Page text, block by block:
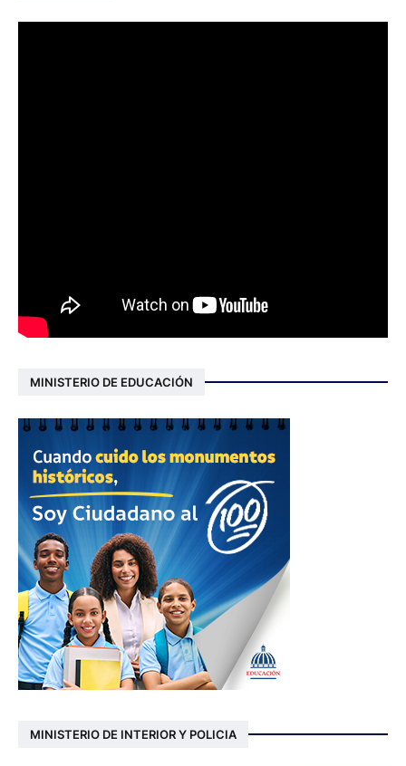
MINISTERIO DE EDUCACIÓN
MINISTERIO DE INTERIOR Y POLICIA